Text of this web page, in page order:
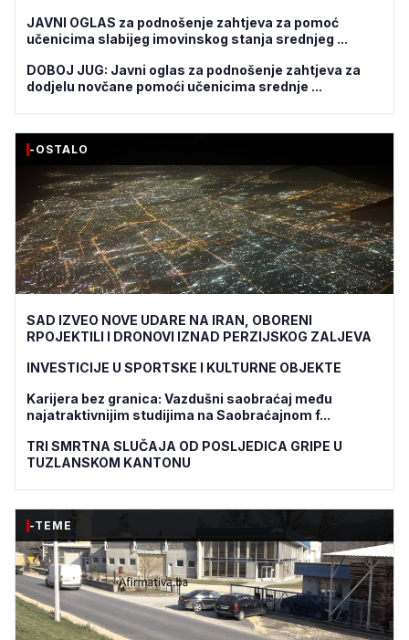
JAVNI OGLAS za podnošenje zahtjeva za pomoć
učenicima slabijeg imovinskog stanja srednjeg ...
DOBOJ JUG: Javni oglas za podnošenje zahtjeva za
dodjelu novčane pomoći učenicima srednje ...
-OSTALO
SAD IZVEO NOVE UDARE NA IRAN, OBORENI
RPOJEKTILI I DRONOVI IZNAD PERZIJSKOG ZALJEVA
INVESTICIJE U SPORTSKE I KULTURNE OBJEKTE
Karijera bez granica: Vazdušni saobraćaj među
najatraktivnijim studijima na Saobraćajnom f...
TRI SMRTNA SLUČAJA OD POSLJEDICA GRIPE U
TUZLANSKOM KANTONU
-TEME